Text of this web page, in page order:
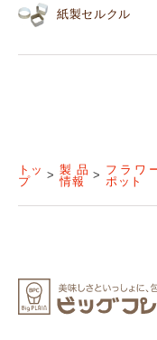
紙製セルクル
トッ
プ
製品
情報
フラワ
ポット